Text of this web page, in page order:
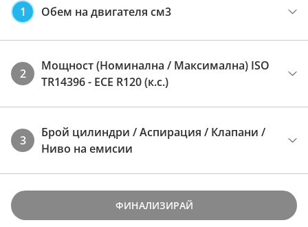
1 Обем на двигателя см3
2
Мощност (Номинална / Максимална) ISO
TR14396 - ECE R120 (к.с.)
3
Брой цилиндри / Аспирация / Клапани /
Ниво на емисии